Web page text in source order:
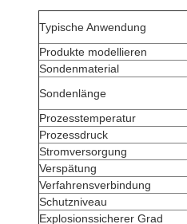
Typische Anwendung
Produkte modellieren
Sondenmaterial
Sondenlänge
Prozesstemperatur
Prozessdruck
Stromversorgung
Verspätung
Verfahrensverbindung
Schutzniveau
Explosionssicherer Grad